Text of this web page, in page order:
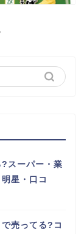
スーパー・業
星・口コ
売ってる?コ